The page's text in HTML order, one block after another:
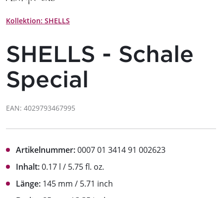
Kollektion: SHELLS
SHELLS - Schale
Special
EAN: 4029793467995
Artikelnummer:0007 01 3414 91 002623
Inhalt:0.17 l / 5.75 fl. oz.
Länge: 145 mm / 5.71 inch